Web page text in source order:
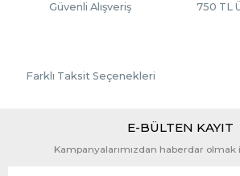
Güvenli Alışveriş 750 TL
Farklı Taksit Seçenekleri
E-BÜLTEN KAYIT
Kampanyalarımızdan haberdar olmak